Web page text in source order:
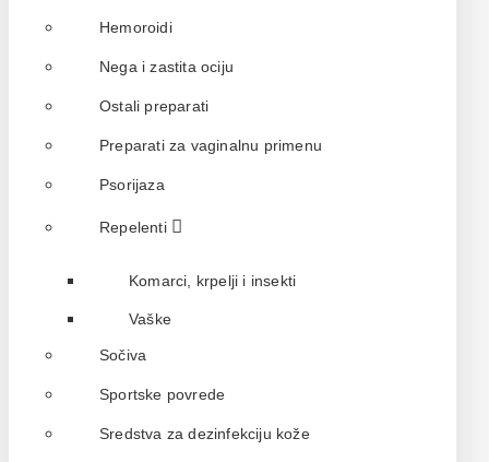
Hemoroidi
Nega i zastita ociju
Ostali preparati
Preparati za vaginalnu primenu
Psorijaza
Repelenti
Komarci, krpelji i insekti
Vaške
Sočiva
Sportske povrede
Sredstva za dezinfekciju kože